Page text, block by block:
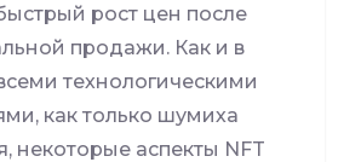
рост цен после
продажи. Как и в
технологическими
как только шумиха
некоторые аспекты NFT